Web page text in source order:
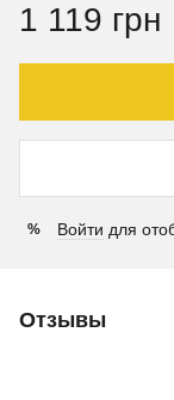
1 119 грн
% Войти для
Отзывы